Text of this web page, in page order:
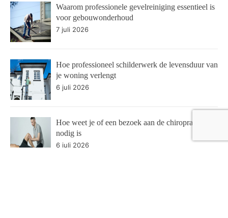
Waarom professionele gevelreiniging essentieel is
voor gebouwonderhoud
7 juli 2026
Hoe professioneel schilderwerk de levensduur van
je woning verlengt
6 juli 2026
Hoe weet je of een bezoek aan de chiropractor
nodig is
6 juli 2026